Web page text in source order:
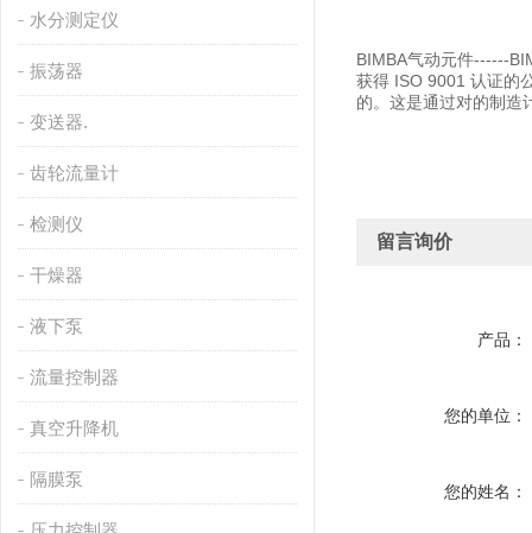
水分测定仪
振荡器
变送器.
齿轮流量计
检测仪
干燥器
液下泵
流量控制器
真空升降机
隔膜泵
BIMBA气动元件------
获得 ISO 9001 认证的
的。这是通过对的制造
留言询价
产品：
您的单位：
您的姓名：